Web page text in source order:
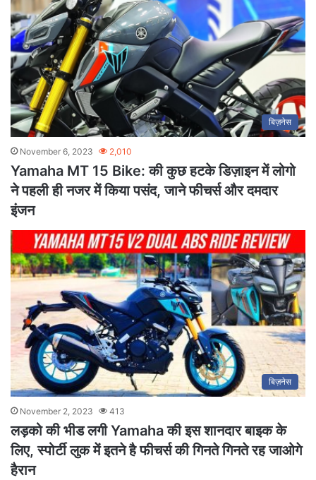
बिज़नेस
November 6, 2023 2,010
Yamaha MT 15 Bike: की कुछ हटके डिज़ाइन में लोगो
ने पहली ही नजर में किया पसंद, जाने फीचर्स और दमदार
इंजन
बिज़नेस
November 2, 2023 413
लड़को की भीड लगी Yamaha की इस शानदार बाइक के
लिए, स्पोर्टी लुक में इतने है फीचर्स की गिनते गिनते रह जाओगे
हैरान